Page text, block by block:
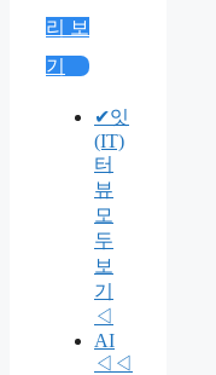
리 보
기
✔잇
(IT)
터
뷰
모
두
보
기
◁
AI
◁◁